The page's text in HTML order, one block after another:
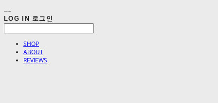
LOG IN 로그인
SHOP
ABOUT
REVIEWS